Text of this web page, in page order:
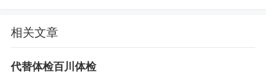
相关文章
代替体检百川体检